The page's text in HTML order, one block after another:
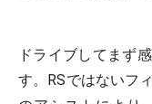
ドライブしてまず
す。RSではないフ